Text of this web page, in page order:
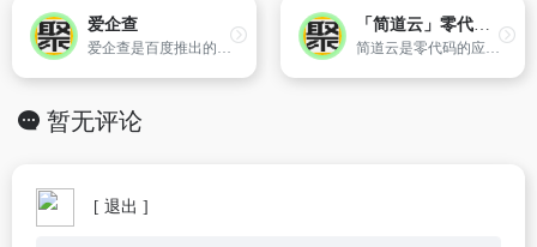
爱企查
爱企查是百度推出的企业信用查询工具,提供最全最新的企业信息实时查询,企业相关的工商信息查询,股东查询,主要成员查询,变更记录查询,网站备案查询,对外投资查询,分支机构查询,年报查询,风险警示查询,口碑舆情信息查询,失信人查询；提供全国企业工商登记信息,公司工商注册登记信息信用查询,个人信息查询服务以及企业诉讼查询,商标查询和专利查询。查询企业信息就到爱企查官网！
「简道云」零代码轻量级应用搭建平台
简道云是零代码的应用搭建平台,可以帮助各行业人员在不使用代码的情况下搭建个性化的CRM、ERP、OA、项目管理、进销存等系统,产品包含自定义表单、自定义报表、自定义流程引擎、知识库、团队协作等功能,适用于各种业务场景。
暂无评论
[ 退出 ]